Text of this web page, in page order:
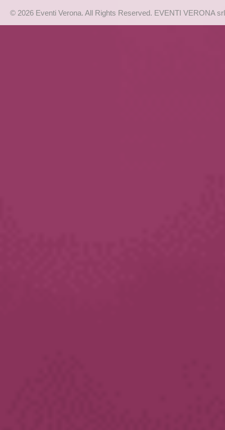
© 2026 Eventi Verona. All Rights Reserved. EVENTI VERONA